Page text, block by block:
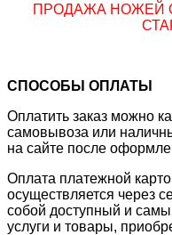
ПРОДАЖА НОЖЕЙ
СПОСОБЫ ОПЛАТЫ
Оплатить заказ можно
самовывоза или
на сайте после
Оплата платежной
осуществляется через
собой доступный и
услуги и товары,